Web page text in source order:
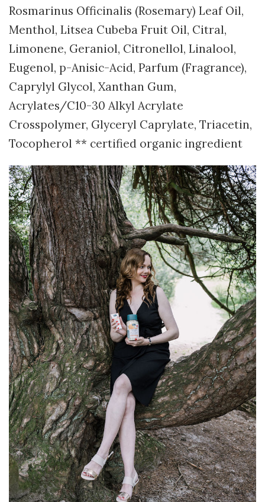
Rosmarinus Officinalis (Rosemary) Leaf Oil,
Menthol, Litsea Cubeba Fruit Oil, Citral,
Limonene, Geraniol, Citronellol, Linalool,
Eugenol, p-Anisic-Acid, Parfum (Fragrance),
Caprylyl Glycol, Xanthan Gum,
Acrylates/C10-30 Alkyl Acrylate
Crosspolymer, Glyceryl Caprylate, Triacetin,
Tocopherol ** certified organic ingredient